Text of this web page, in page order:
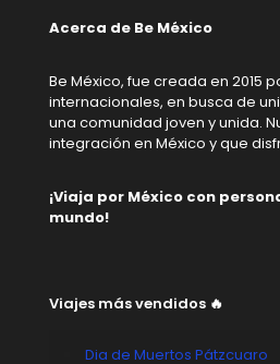
Acerca de Be México
Be México, fue creada en 2015
internacionales, en busca de
una comunidad joven y unida.
integración en México y que
¡Viaja por México con
mundo!
Viajes más vendidos 🔥
Dia de Muertos Pátzcuaro